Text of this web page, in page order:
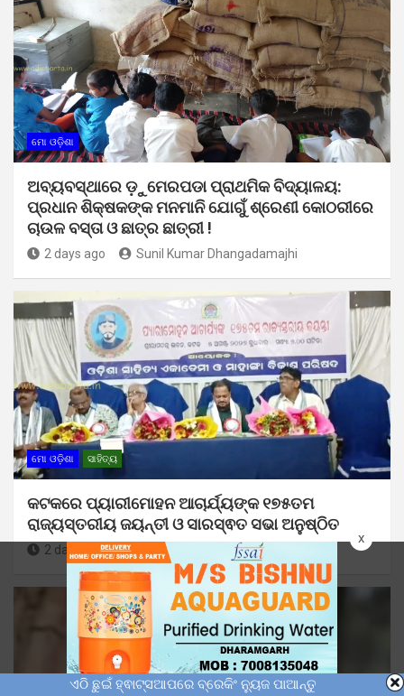
x
ମୋ ଓଡ଼ିଶା
ଅବ୍ୟବସ୍ଥାରେ ଡ଼ୁମେରପଡା ପ୍ରାଥମିକ ବିଦ୍ୟାଳୟ:
ପ୍ରଧାନ ଶିକ୍ଷକଙ୍କ ମନମାନି ଯୋଗୁଁ ଶ୍ରେଣୀ କୋଠରୀରେ
ଚାଉଳ ବସ୍ତା ଓ ଛାତ୍ର ଛାତ୍ରୀ !
2 days ago Sunil Kumar Dhangadamajhi
ମୋ ଓଡ଼ିଶା ସାହିତ୍ୟ
କଟକରେ ପ୍ୟାରୀମୋହନ ଆଚାର୍ଯ୍ୟଙ୍କ ୧୭୫ତମ
ରାଜ୍ୟସ୍ତରୀୟ ଜୟନ୍ତୀ ଓ ସାରସ୍ଵତ ସଭା ଅନୁଷ୍ଠିତ
2 days ago Sunil Kumar Dhangadamajhi
ଏଠି ଛୁଇଁ ହ୍ଵାଟ୍ସଆପରେ ବ୍ରେକିଂ ନ୍ୟୁଜ ପାଆନ୍ତୁ